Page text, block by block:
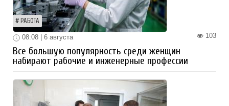
РАБОТА
103
08:08 | 6 августа
Все большую популярность среди женщин
набирают рабочие и инженерные профессии